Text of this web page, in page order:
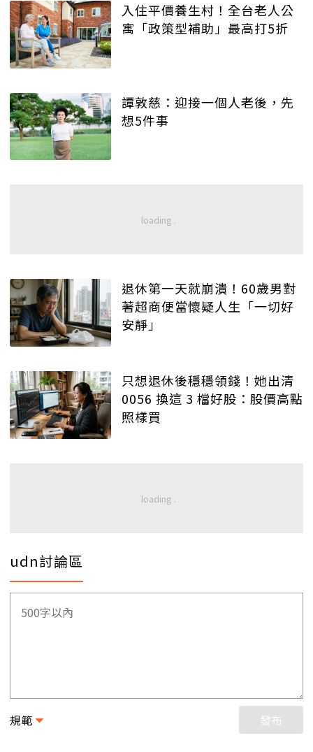
入住平價養生村！全台老人公
寓「政策型補助」最高打5折
譚敦慈：迎接一個人老後，先
想5件事
退休第一天就崩潰！60歲男對
著超商便當懷疑人生「一切好
安靜」
只想退休後穩穩領錢！她出清
0056 換這 3 檔好股：股價高點
照樣買
udn討論區
規範 發布